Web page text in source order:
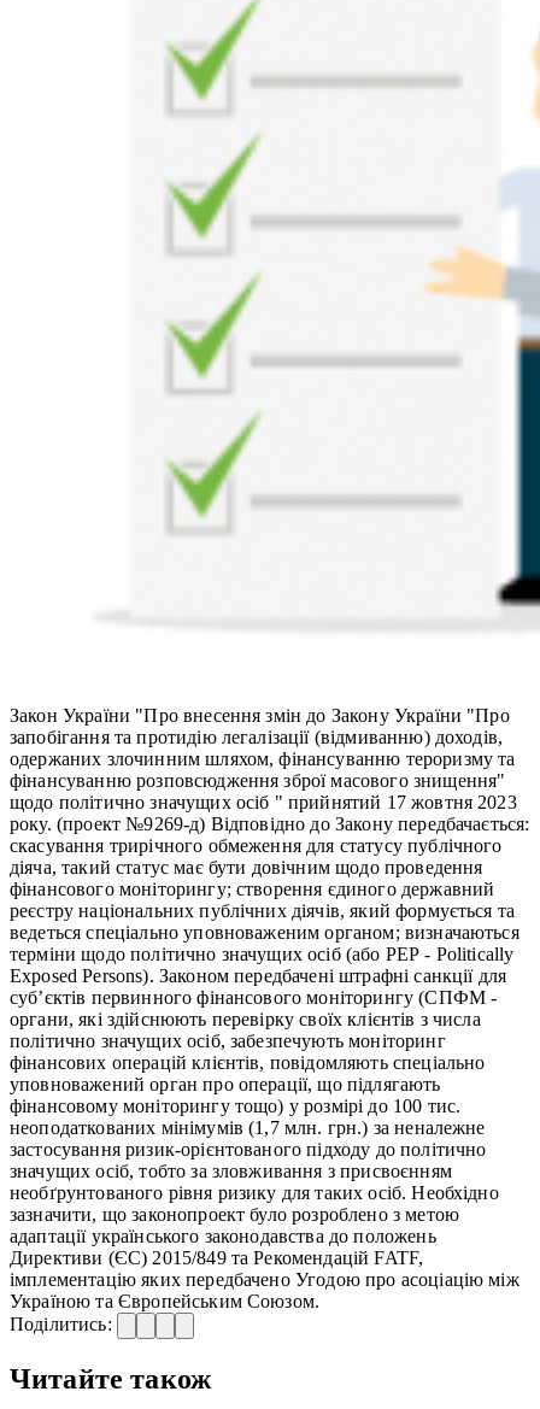
Закон України "Про внесення змін до Закону України "Про
запобігання та протидію легалізації (відмиванню) доходів,
одержаних злочинним шляхом, фінансуванню тероризму та
фінансуванню розповсюдження зброї масового знищення"
щодо політично значущих осіб " прийнятий 17 жовтня 2023
року. (проект №9269-д) Відповідно до Закону передбачається:
скасування трирічного обмеження для статусу публічного
діяча, такий статус має бути довічним щодо проведення
фінансового моніторингу; створення єдиного державний
реєстру національних публічних діячів, який формується та
ведеться спеціально уповноваженим органом; визначаються
терміни щодо політично значущих осіб (або РЕР - Politically
Exposed Persons). Законом передбачені штрафні санкції для
суб’єктів первинного фінансового моніторингу (СПФМ -
органи, які здійснюють перевірку своїх клієнтів з числа
політично значущих осіб, забезпечують моніторинг
фінансових операцій клієнтів, повідомляють спеціально
уповноважений орган про операції, що підлягають
фінансовому моніторингу тощо) у розмірі до 100 тис.
неоподаткованих мінімумів (1,7 млн. грн.) за неналежне
застосування ризик-орієнтованого підходу до політично
значущих осіб, тобто за зловживання з присвоєнням
необґрунтованого рівня ризику для таких осіб. Необхідно
зазначити, що законопроект було розроблено з метою
адаптації українського законодавства до положень
Директиви (ЄС) 2015/849 та Рекомендацій FATF,
імплементацію яких передбачено Угодою про асоціацію між
Україною та Європейським Союзом.
Поділитись:
Читайте також